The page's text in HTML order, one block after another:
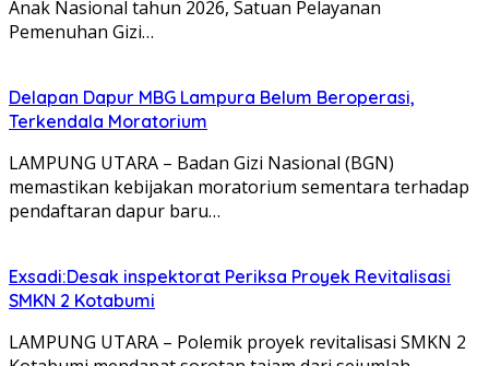
Anak Nasional tahun 2026, Satuan Pelayanan
Pemenuhan Gizi…
Delapan Dapur MBG Lampura Belum Beroperasi,
Terkendala Moratorium
LAMPUNG UTARA – Badan Gizi Nasional (BGN)
memastikan kebijakan moratorium sementara terhadap
pendaftaran dapur baru…
Exsadi:Desak inspektorat Periksa Proyek Revitalisasi
SMKN 2 Kotabumi
LAMPUNG UTARA – Polemik proyek revitalisasi SMKN 2